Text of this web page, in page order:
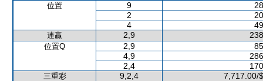
位置 9
2
4
連贏 2,9
位置Q 2,9
4,9
2,4
三重彩 9,2,4 7,717.00/